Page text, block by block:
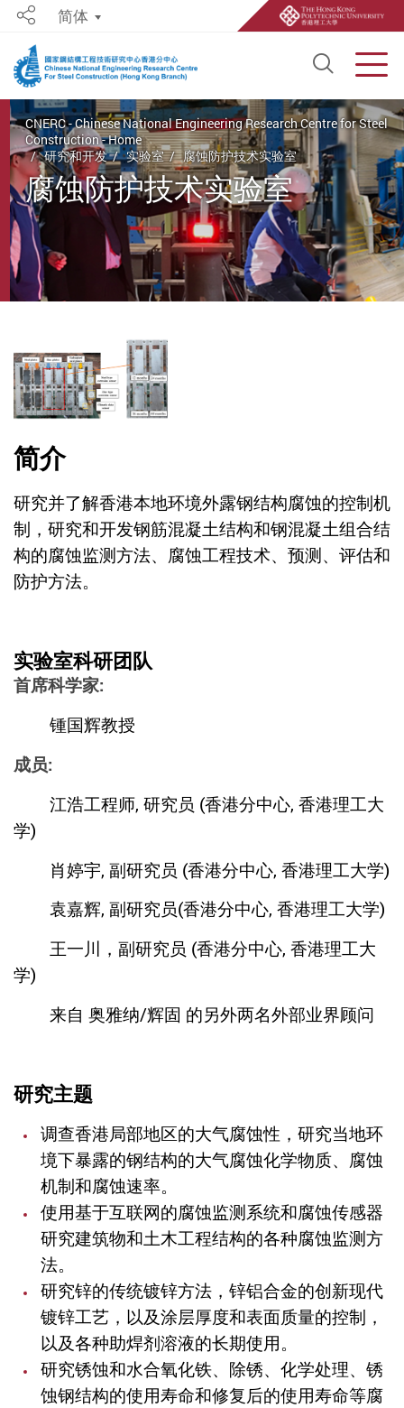
Open
Share简体
Start main content
CNERC - Chinese National Engineering Research Centre for Steel
Construction - Home
研究和开发
实验室 腐蚀防护技术实验室
腐蚀防护技术实验室
简介
研究并了解香港本地环境外露钢结构腐蚀的控制机
制，研究和开发钢筋混凝土结构和钢混凝土组合结
构的腐蚀监测方法、腐蚀工程技术、预测、评估和
防护方法。
实验室科研团队
首席科学家:
锺国辉教授
成员:
江浩工程师, 研究员 (香港分中心, 香港理工大
学)
肖婷宇, 副研究员 (香港分中心, 香港理工大学)
袁嘉辉, 副研究员(香港分中心, 香港理工大学)
王一川，副研究员 (香港分中心, 香港理工大
学)
	来自 奥雅纳/辉固 的另外两名外部业界顾问
研究主题
调查香港局部地区的大气腐蚀性，研究当地环
境下暴露的钢结构的大气腐蚀化学物质、腐蚀
机制和腐蚀速率。
使用基于互联网的腐蚀监测系统和腐蚀传感器
研究建筑物和土木工程结构的各种腐蚀监测方
法。
研究锌的传统镀锌方法，锌铝合金的创新现代
镀锌工艺，以及涂层厚度和表面质量的控制，
以及各种助焊剂溶液的长期使用。
研究锈蚀和水合氧化铁、除锈、化学处理、锈
蚀钢结构的使用寿命和修复后的使用寿命等腐